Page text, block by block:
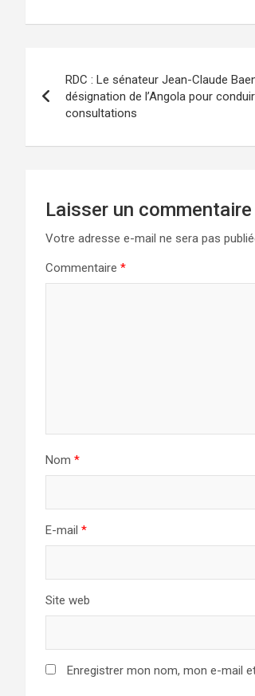
de
RDC : Le sénateur Jean-Claude
désignation de l’Angola pour
consultations
Laisser un commentaire
Votre adresse e-mail ne sera pas
Commentaire *
Nom *
E-mail *
Site web
Enregistrer mon nom, mon e-mail